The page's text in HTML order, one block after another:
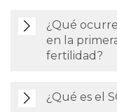
¿Qué
en la
fertilidad?
¿Qué es el